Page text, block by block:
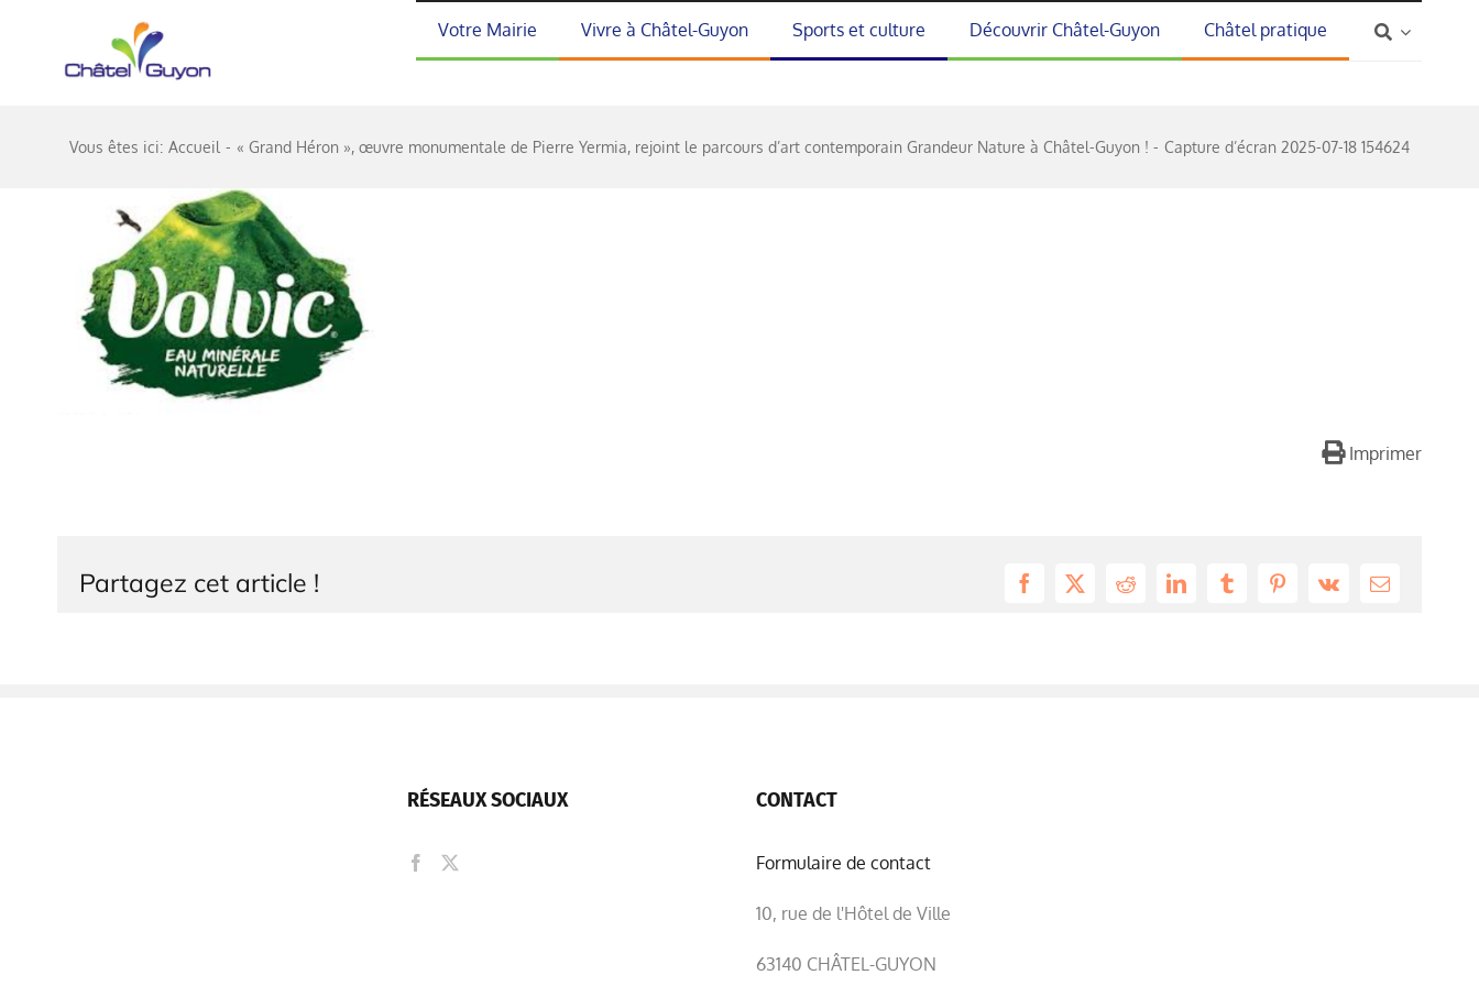
Votre Mairie Vivre à Châtel-Guyon Sports et culture Découvrir Châtel-Guyon Châtel pratique
Vous êtes ici: Accueil « Grand Héron », œuvre monumentale de Pierre Yermia, rejoint le parcours d’art contemporain Grandeur Nature à Châtel-Guyon ! Capture d’écran 2025-07-18 154624
Imprimer
Partagez cet article ! Facebook
X RedditLinkedInTumblrPinterest
Vk Email
RÉSEAUX SOCIAUX CONTACT
Formulaire de contact
10, rue de l'Hôtel de Ville
63140 CHÂTEL-GUYON